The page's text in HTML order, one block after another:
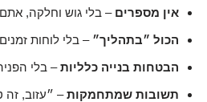
אין מספרים – בלי גוש וחלקה, אתם
הכול ״בתהליך״ – בלי לוחות
הבטחות בנייה כלליות– בלי
תשובות שמתחמקות– ״עזוב, זה